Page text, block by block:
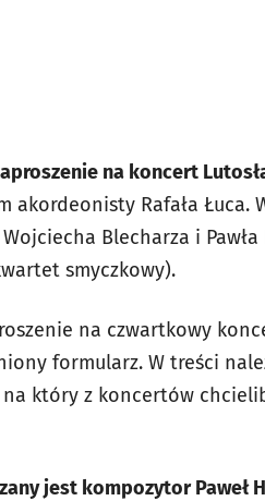
na koncert
akordeonisty Rafała
Blecharza i
smyczkowy).
na czwartkowy
formularz. W treści
na który z koncertów
jest kompozytor Paweł